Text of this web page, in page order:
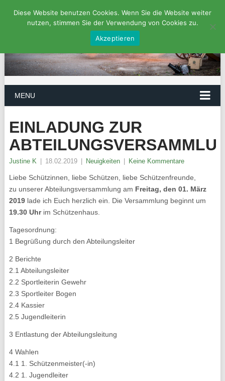
MENU
EINLADUNG ZUR
Justine K 18.02.2019 Neuigkeiten Keine Kommentare
Liebe Schützinnen, liebe Schützen, liebe Schützenfreunde,
zu unserer Abteilungsversammlung am Freitag, den 01. März
2019lade ich Euch herzlich ein. Die Versammlung beginnt um
19.30 Uhrim Schützenhaus.
Tagesordnung:
1 Begrüßung durch den Abteilungsleiter
2 Berichte
2.1 Abteilungsleiter
2.2 Sportleiterin Gewehr
2.3 Sportleiter Bogen
2.4 Kassier
2.5 Jugendleiterin
3 Entlastung der Abteilungsleitung
4 Wahlen
4.1 1. Schützenmeister(-in)
4.2 1. Jugendleiter
Diese Website benutzen Cookies. Wenn Sie die Website weiter
nutzen, stimmen Sie der Verwendung von Cookies zu.
Akzeptieren